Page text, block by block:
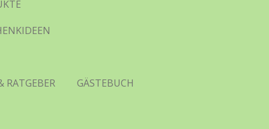
RATGEBER GÄSTEBUCH